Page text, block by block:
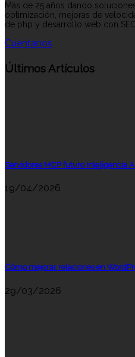
Más de 25 años dando
optimización, mejoras de
de php y desarrollo web con
Cuéntanos
Últimos Artículos
Servidores MCP futuro Inteligencia
19/04/2026
Cómo mejorar relaciones en
29/03/2026